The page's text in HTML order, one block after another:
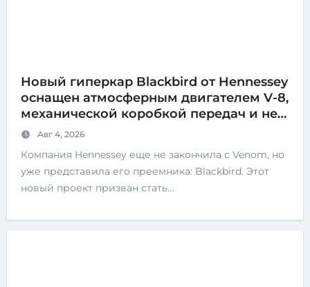
Новый гиперкар Blackbird от Hennessey
оснащен атмосферным двигателем V-8,
механической коробкой передач и не
имеет экранов
Авг 4, 2026
Компания Hennessey еще не закончила с Venom, но
уже представила его преемника: Blackbird. Этот
новый проект призван стать…